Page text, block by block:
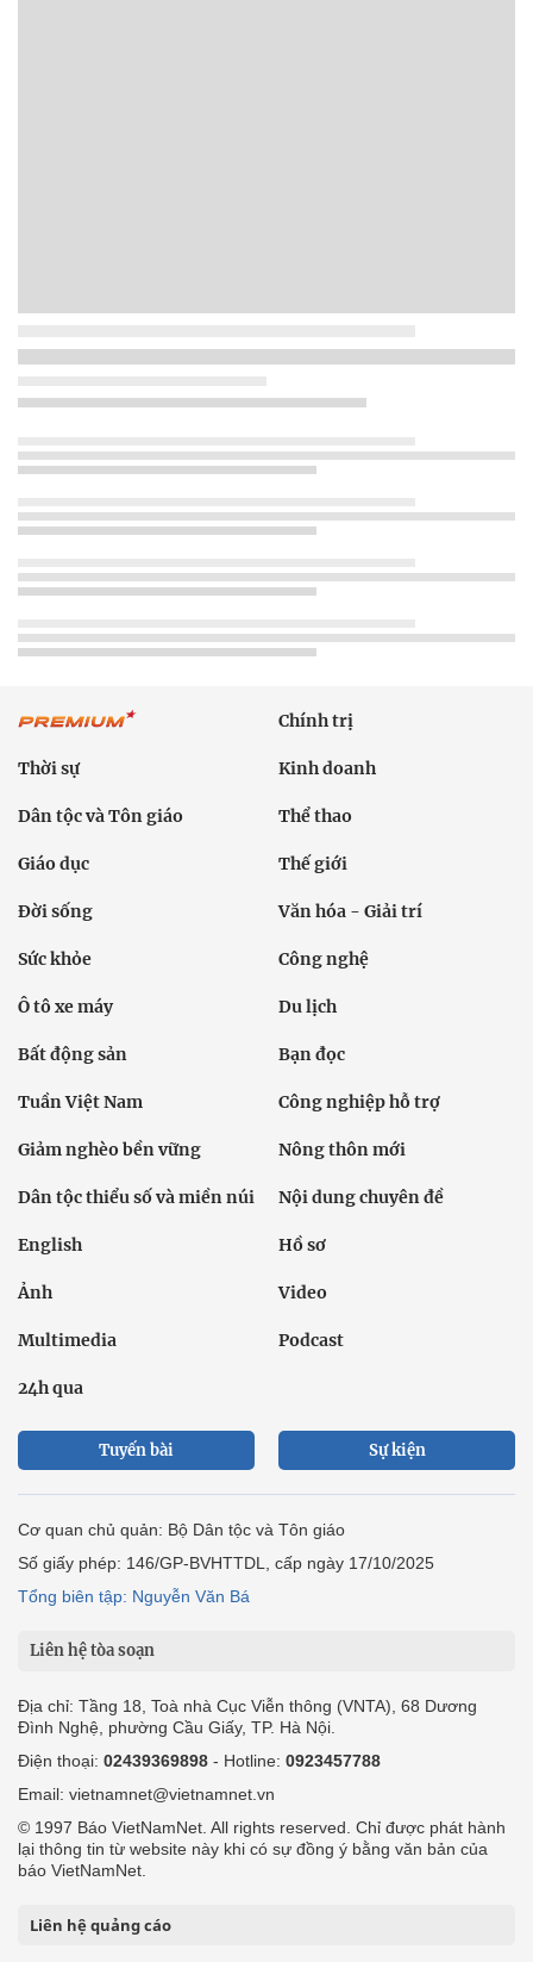
Chính trị
Thời sự Kinh doanh
Dân tộc và Tôn giáo Thể thao
Giáo dục Thế giới
Đời sống Văn hóa - Giải trí
Sức khỏe Công nghệ
Ô tô xe máy Du lịch
Bất động sản Bạn đọc
Tuần Việt Nam Công nghiệp hỗ trợ
Giảm nghèo bền vững Nông thôn mới
Dân tộc thiểu số và miền núi Nội dung chuyên đề
English Hồ sơ
Ảnh Video
Multimedia Podcast
24h qua
Tuyến bài Sự kiện
Cơ quan chủ quản: Bộ Dân tộc và Tôn giáo
Số giấy phép: 146/GP-BVHTTDL, cấp ngày 17/10/2025
Tổng biên tập: Nguyễn Văn Bá
Liên hệ tòa soạn
Địa chỉ: Tầng 18, Toà nhà Cục Viễn thông (VNTA), 68 Dương
Đình Nghệ, phường Cầu Giấy, TP. Hà Nội.
Điện thoại: 02439369898 - Hotline: 0923457788
Email: vietnamnet@vietnamnet.vn
© 1997 Báo VietNamNet. All rights reserved. Chỉ được phát hành
lại thông tin từ website này khi có sự đồng ý bằng văn bản của
báo VietNamNet.
Liên hệ quảng cáo